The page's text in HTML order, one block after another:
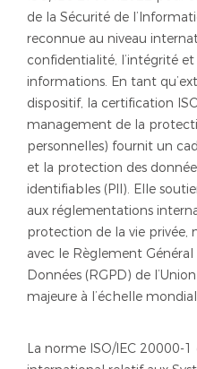
de la Sécurité de
reconnue au niveau
confidentialité, l’intégrité
informations. En tant
dispositif, la certification
management de la
personnelles) fournit un
et la protection des
identifiables (PII). Elle
aux réglementations
protection de la vie
avec le Règlement
Données (RGPD) de
majeure à l’échelle
La norme ISO/IEC 20000-